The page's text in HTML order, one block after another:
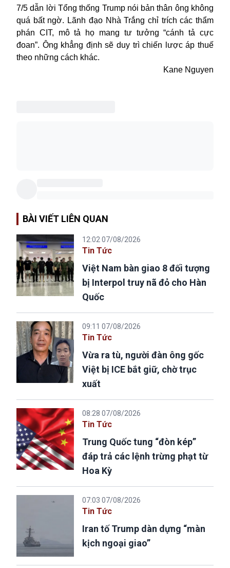
7/5 dẫn lời Tổng thống Trump nói bản thân ông không
quá bất ngờ. Lãnh đạo Nhà Trắng chỉ trích các thẩm
phán CIT, mô tả họ mang tư tưởng “cánh tả cực
đoan”. Ông khẳng định sẽ duy trì chiến lược áp thuế
theo những cách khác.
Kane Nguyen
BÀI VIẾT LIÊN QUAN
12:02 07/08/2026
Tin Tức
Việt Nam bàn giao 8 đối tượng
bị Interpol truy nã đỏ cho Hàn
Quốc
09:11 07/08/2026
Tin Tức
Vừa ra tù, người đàn ông gốc
Việt bị ICE bắt giữ, chờ trục
xuất
08:28 07/08/2026
Tin Tức
Trung Quốc tung “đòn kép”
đáp trả các lệnh trừng phạt từ
Hoa Kỳ
07:03 07/08/2026
Tin Tức
Iran tố Trump dàn dựng “màn
kịch ngoại giao”